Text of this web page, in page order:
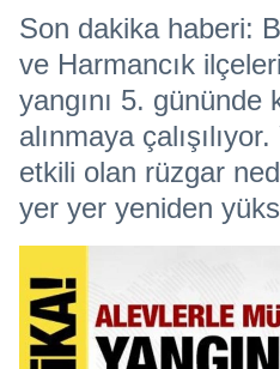
Son dakika haberi:
ve Harmancık
yangını 5. gününde
alınmaya
etkili olan rüzgar
yer yer yeniden